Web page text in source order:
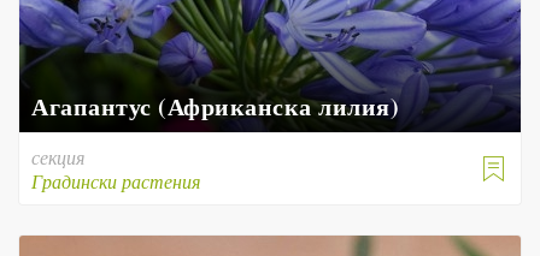
Агапантус (Африканска лилия)

секция
Градински растения